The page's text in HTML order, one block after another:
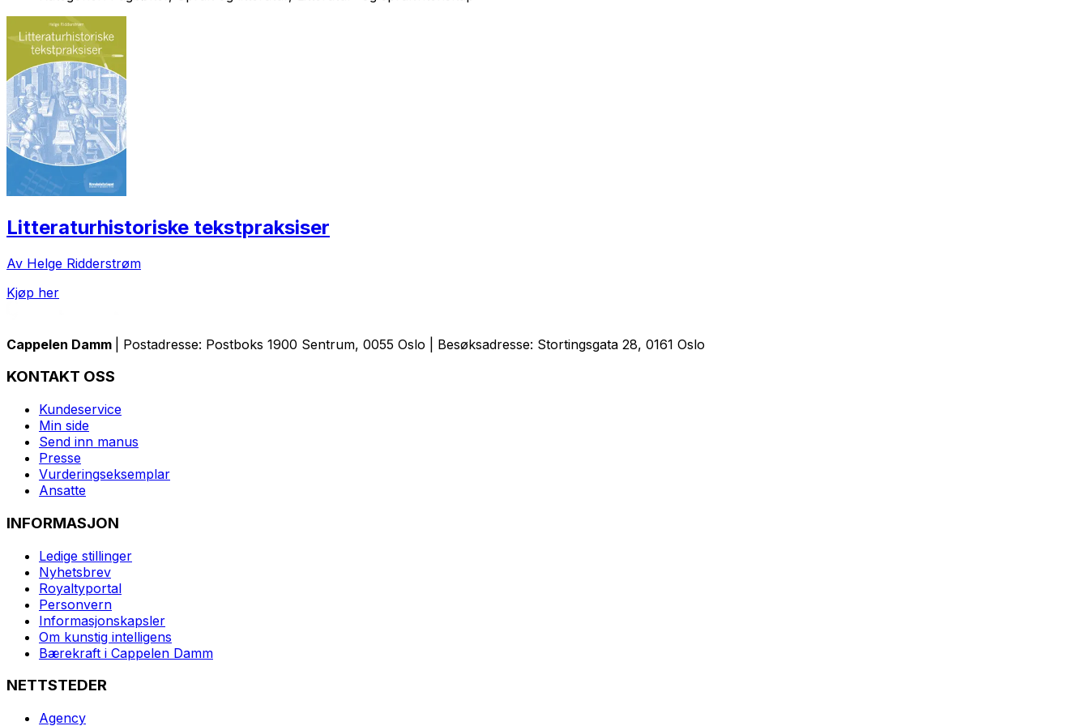
Litteraturhistoriske tekstpraksiser
Av Helge Ridderstrøm
Kjøp her
Cappelen Damm | Postadresse: Postboks 1900 Sentrum, 0055 Oslo | Besøksadresse: Stortingsgata 28, 0161 Oslo
KONTAKT OSS
Kundeservice
Min side
Send inn manus
Presse
Vurderingseksemplar
Ansatte
INFORMASJON
Ledige stillinger
Nyhetsbrev
Royaltyportal
Personvern
Informasjonskapsler
Om kunstig intelligens
Bærekraft i Cappelen Damm
NETTSTEDER
Agency